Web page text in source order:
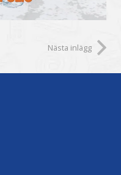
Nästa inlägg